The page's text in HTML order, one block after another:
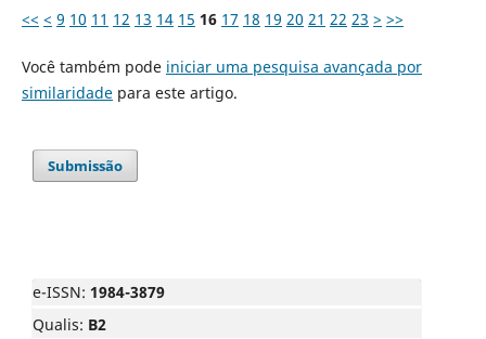
<< < 9 10 11 12 13 14 15 16 17 18 19 20 21 22 23 > >>
Você também pode iniciar uma pesquisa avançada por
similaridadepara este artigo.
Submissão
e-ISSN: 1984-3879
Qualis: B2